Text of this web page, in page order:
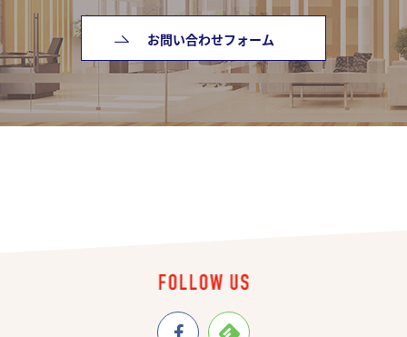
お問い合わせフォーム